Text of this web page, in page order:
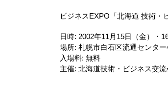
ビジネスEXPO「北海道 技術・
日時: 2002年11月15日（金）・
場所: 札幌市白石区流通センタ
入場料: 無料
主催: 北海道技術・ビジネス交